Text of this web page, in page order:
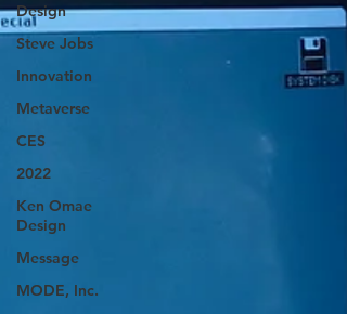
Design
Steve Jobs
Innovation
Metaverse
CES
2022
Ken Omae
Design
Message
MODE, Inc.